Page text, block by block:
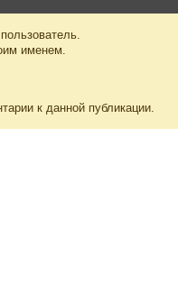
именем.
к данной публикации.